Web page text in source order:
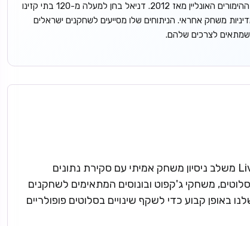
דניאל גורדון הוא אנליסט עצמאי המתמחה בשוק ההימורים האונליין מאז 2012. דניאל בחן למעלה מ-120 בתי קזינו
משחק אחראי. הניתוחים שלו מסייעים לשחקנים ישראלים
שמתאים לצרכים שלהם.
צוות העריכה של Live Casinos Israel משלב ניסיון משחק אמיתי עם סקירת נתונים
משחקי ג'קפוט ובונוסים המתאימים לשחקנים
באופן קבוע כדי לשקף שינויים בסלוטים פופולריים